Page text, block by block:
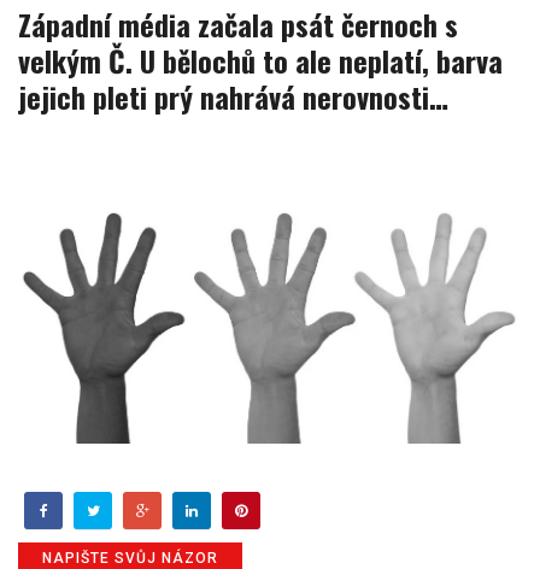
Západní média začala psát černoch s
velkým Č. U bělochů to ale neplatí, barva
jejich pleti prý nahrává nerovnosti…
NAPIŠTE SVŮJ NÁZOR